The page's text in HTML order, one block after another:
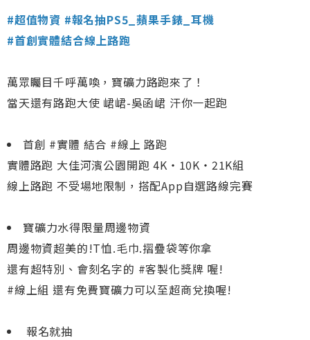
#超值物資 #報名抽PS5_蘋果手錶_耳機
#首創實體結合線上路跑
萬眾矚目千呼萬喚，寶礦力路跑來了！
當天還有路跑大使 峮峮-吳函峮 汗你一起跑
首創 #實體 結合 #線上 路跑
實體路跑 大佳河濱公園開跑 4K‧10K‧21K組
線上路跑 不受場地限制，搭配App自選路線完賽
寶礦力水得限量周邊物資
周邊物資超美的!T恤.毛巾.摺疊袋等你拿
還有超特別、會刻名字的 #客製化獎牌 喔!
#線上組 還有免費寶礦力可以至超商兌換喔!
報名就抽